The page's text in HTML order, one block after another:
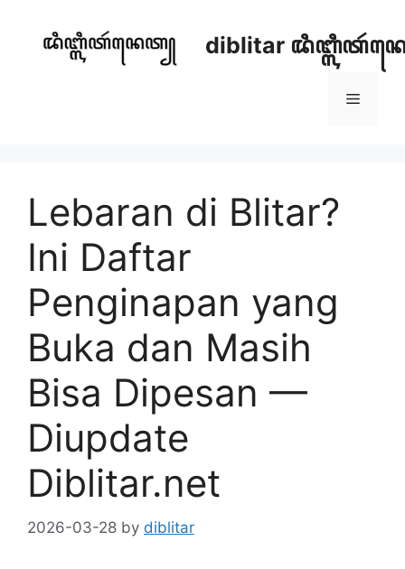
content
diblitar
Menu
Lebaran di Blitar?
Ini Daftar
Penginapan yang
Buka dan Masih
Bisa Dipesan —
Diupdate
Diblitar.net
2026-03-28 by diblitar